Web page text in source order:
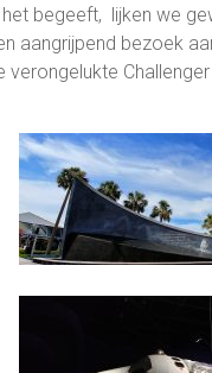
begeeft, lijken we
aangrijpend bezoek